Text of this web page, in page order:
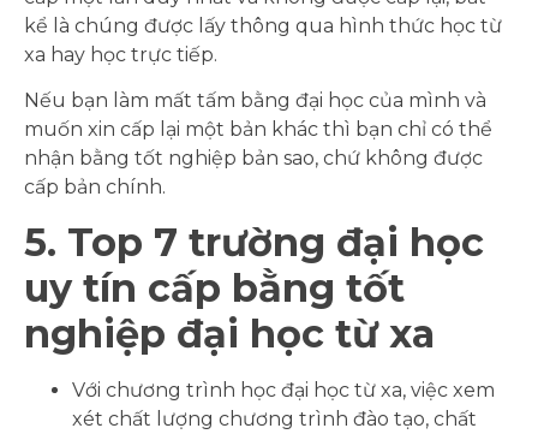
kể là chúng được lấy thông qua hình thức học từ
xa hay học trực tiếp.
Nếu bạn làm mất tấm bằng đại học của mình và
muốn xin cấp lại một bản khác thì bạn chỉ có thể
nhận bằng tốt nghiệp bản sao, chứ không được
cấp bản chính.
5. Top 7 trường đại học
uy tín cấp bằng tốt
nghiệp đại học từ xa
Với chương trình học đại học từ xa, việc xem
xét chất lượng chương trình đào tạo, chất